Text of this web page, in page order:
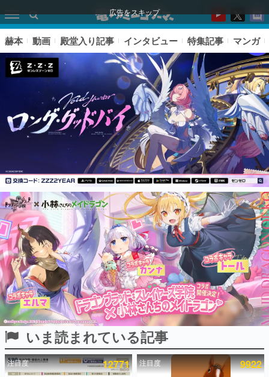
広告をスキップ
ピックアップ
電ファミのいま読まれている記事ランキング
アプリセール情報
インタビュー
連載・特集一覧
殿堂入り記事
SNS拡散数が数千以上！ ページビュー数万以上！ などな
ど。多くの人々に読まれた、電ファミ渾身の“殿堂入り”記
事をまとめました。
赫本 動画 殿堂入り記事 インタビュー 特集記事 マンガ
いま読まれている記事
注目度 12771 注目度 9922